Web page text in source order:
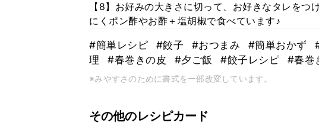
【8】お好みの大きさに切って、お好きなタレを
にくポン酢やお酢＋塩胡椒で食べています♪
#簡単レシピ #餃子 #おつまみ #簡単おかず
理
#春巻きの皮 #夕ご飯 #餃子レシピ #春巻
※みやすさのために書式を一部改変しています。
その他のレシピカード